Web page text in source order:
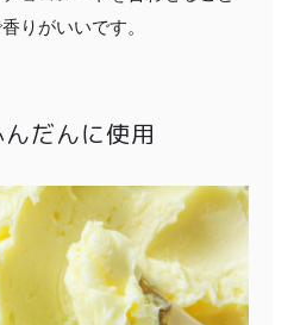
りがいいです。
だんに使用